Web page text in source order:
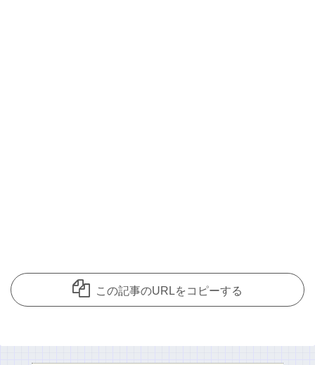
この記事のURLをコピーする